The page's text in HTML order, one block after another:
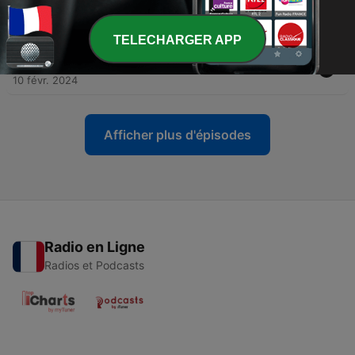
7 - Episode 2 : La champignonnière
10 févr. 2024
6 - Episode 3 : La piste des punks (partie 1)
10 févr. 2024
Afficher plus d'épisodes
Radio en Ligne
Radios et Podcasts
TELECHARGER APP